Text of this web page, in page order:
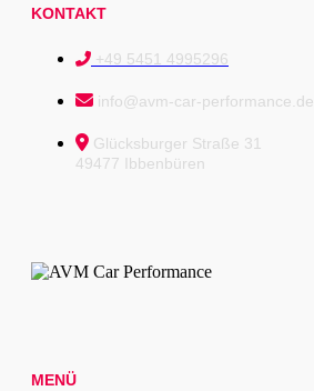
KONTAKT
+49 5451 4995296
info@avm-car-performance.de
Glücksburger Straße 31
49477 Ibbenbüren
MENÜ